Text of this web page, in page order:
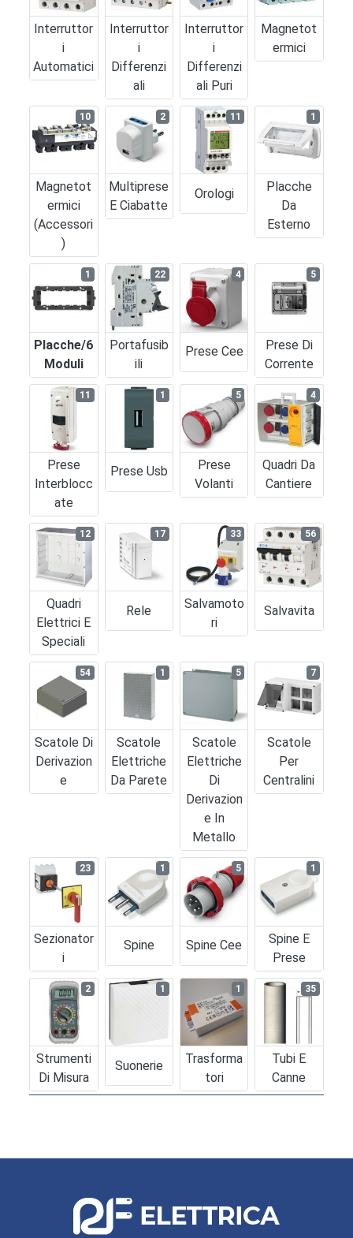
Interruttor
I
Automatici
Interruttor
I
Differenzi
Ali
Interruttor
I
Differenzi
Ali Puri
Magnetot
Ermici
Magnetot
Ermici
(accessori
)
10
Multiprese
E Ciabatte
2
Orologi
11
Placche
Da
Esterno
1
Placche/6
Moduli
1
Portafusib
Ili
22
Prese Cee
4
Prese Di
Corrente
5
Prese
Interblocc
Ate
11
Prese Usb
1
Prese
Volanti
5
Quadri Da
Cantiere
4
Quadri
Elettrici E
Speciali
12
Rele
17
Salvamoto
Ri
33
Salvavita
56
Scatole Di
Derivazion
E
54
Scatole
Elettriche
Da Parete
1
Scatole
Elettriche
Di
Derivazion
E In
Metallo
5
Scatole
Per
Centralini
7
Sezionator
I
23
Spine
1
Spine Cee
5
Spine E
Prese
1
Strumenti
Di Misura
2
Suonerie
1
Trasforma
Tori
1
Tubi E
Canne
35